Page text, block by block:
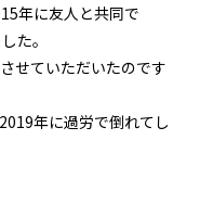
年に友人と共同で
た。
せていただいたのです
年に過労で倒れてし